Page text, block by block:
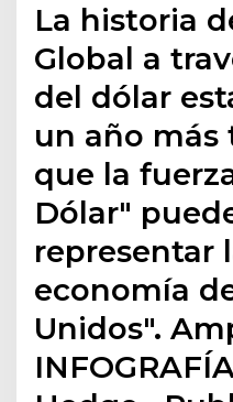
La historia
Global a
del dólar
un año más
que la
Dólar"
representar
economía
Unidos".